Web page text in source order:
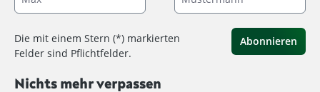
Die mit einem Stern (*) markierten
Felder sind Pflichtfelder.
Abonnieren
Nichts mehr verpassen